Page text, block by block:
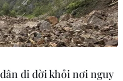
thêm
di dời khỏi nơi nguy